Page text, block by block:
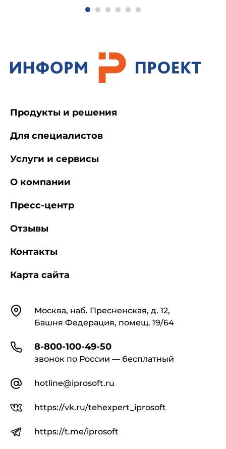
КонтактыМосква, наб. Пресненская, д. 12,
Башня Федерация, помещ. 19/64
8-800-100-49-50
звонок по России — бесплатный
hotline@iprosoft.ru
https://vk.ru/tehexpert_iprosoft
https://t.me/iprosoft
Продукты и решения
Для специалистов
Услуги и сервисы
О компании
Пресс-центр
Отзывы
Контакты
Карта сайта